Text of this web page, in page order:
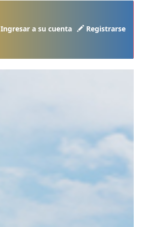
Ingresar a su cuenta Registrarse